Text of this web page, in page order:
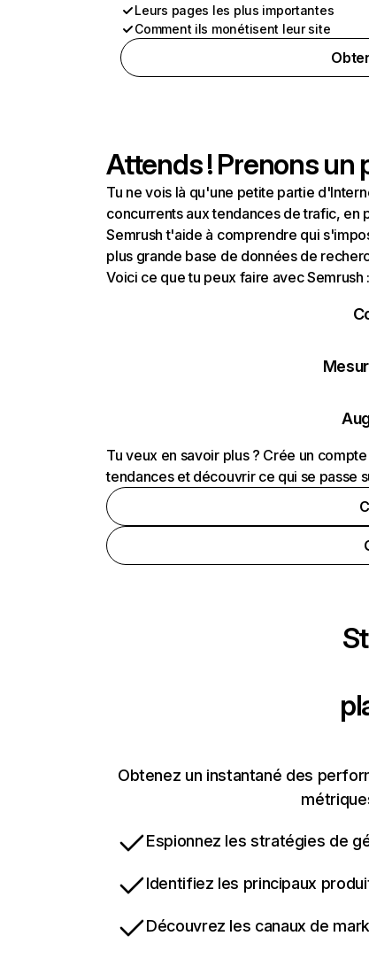
Leurs pages les plus importantes
Comment ils monétisent leur site
Attends ! Prenons un
Tu ne vois là qu'une petite partie
concurrents aux tendances de trafic, en
Semrush t'aide à comprendre qui
plus grande base de données de
Voici ce que tu peux faire avec Semrush
Tu veux en savoir plus ? Crée un
tendances et découvrir ce qui se passe
Obtenez un instantané des
Espionnez les stratégies de
Identifiez les principaux
Découvrez les canaux de